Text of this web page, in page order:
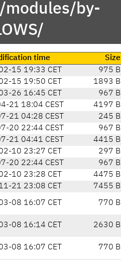
modules/by-
time
Size
15 19:33 CET
975 B
15 19:50 CET
1893 B
26 16:45 CET
967 B
21 18:04 CEST
4197 B
21 04:28 CEST
245 B
20 22:44 CEST
967 B
21 04:41 CEST
4415 B
10 23:27 CET
297 B
20 22:44 CEST
967 B
10 23:28 CET
4475 B
21 23:08 CET
7455 B
08 16:07 CET 770 B
08 16:14 CET 2630 B
08 16:07 CET 770 B